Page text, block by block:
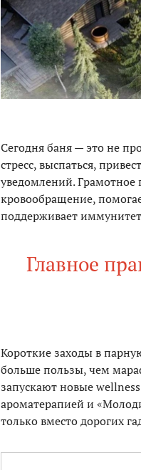
Сегодня баня — это не
стресс, выспаться,
уведомлений. Грамотное
кровообращение,
поддерживает
Главное
Короткие заходы в
больше пользы, чем
запускают новые
ароматерапией и
только вместо дорогих